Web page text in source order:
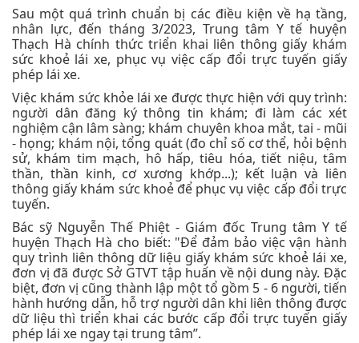
Sau một quá trình chuẩn bị các điều kiện về hạ tầng,
nhân lực, đến tháng 3/2023, Trung tâm Y tế huyện
Thạch Hà chính thức triển khai liên thông giấy khám
sức khoẻ lái xe, phục vụ việc cấp đổi trực tuyến giấy
phép lái xe.
Việc khám sức khỏe lái xe được thực hiện với quy trình:
người dân đăng ký thông tin khám; đi làm các xét
nghiệm cận lâm sàng; khám chuyên khoa mắt, tai - mũi
- họng; khám nội, tổng quát (đo chỉ số cơ thể, hỏi bệnh
sử, khám tim mạch, hô hấp, tiêu hóa, tiết niệu, tâm
thần, thần kinh, cơ xương khớp...); kết luận và liên
thông giấy khám sức khoẻ để phục vụ việc cấp đổi trực
tuyến.
Bác sỹ Nguyễn Thế Phiệt - Giám đốc Trung tâm Y tế
huyện Thạch Hà cho biết: "Để đảm bảo việc vận hành
quy trình liên thông dữ liệu giấy khám sức khoẻ lái xe,
đơn vị đã được Sở GTVT tập huấn về nội dung này. Đặc
biệt, đơn vị cũng thành lập một tổ gồm 5 - 6 người, tiến
hành hướng dẫn, hỗ trợ người dân khi liên thông được
dữ liệu thì triển khai các bước cấp đổi trực tuyến giấy
phép lái xe ngay tại trung tâm”.